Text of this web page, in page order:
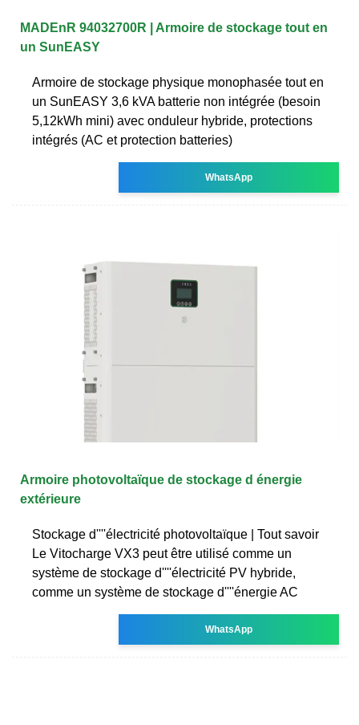
MADEnR 94032700R | Armoire de stockage tout en
un SunEASY
Armoire de stockage physique monophasée tout en
un SunEASY 3,6 kVA batterie non intégrée (besoin
5,12kWh mini) avec onduleur hybride, protections
intégrés (AC et protection batteries)
WhatsApp
Armoire photovoltaïque de stockage d énergie
extérieure
Stockage d''''électricité photovoltaïque | Tout savoir
Le Vitocharge VX3 peut être utilisé comme un
système de stockage d''''électricité PV hybride,
comme un système de stockage d''''énergie AC
WhatsApp